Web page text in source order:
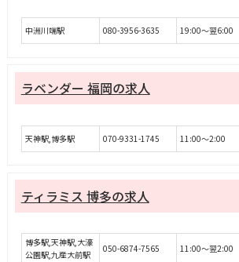
中洲川端駅 080-3956-3635 19:00～翌6:00
ラベンダー 福岡の求人
天神駅,博多駅 070-9331-1745 11:00～2:00
ティラミス 博多の求人
博多駅,天神駅,大濠
公園駅,九産大前駅
050-6874-7565 11:00～翌2:00